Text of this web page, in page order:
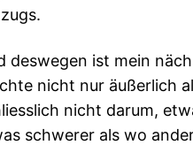
deswegen ist mein
nicht nur äußerlich
nicht darum,
schwerer als wo